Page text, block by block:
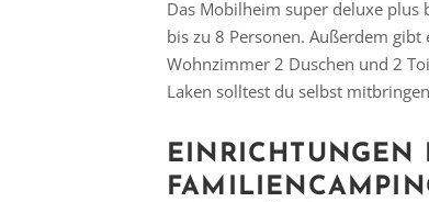
Das Mobilheim super deluxe
bis zu 8 Personen. Außerdem gibt
Wohnzimmer 2 Duschen und 2
Laken solltest du selbst
EINRICHTUNGEN